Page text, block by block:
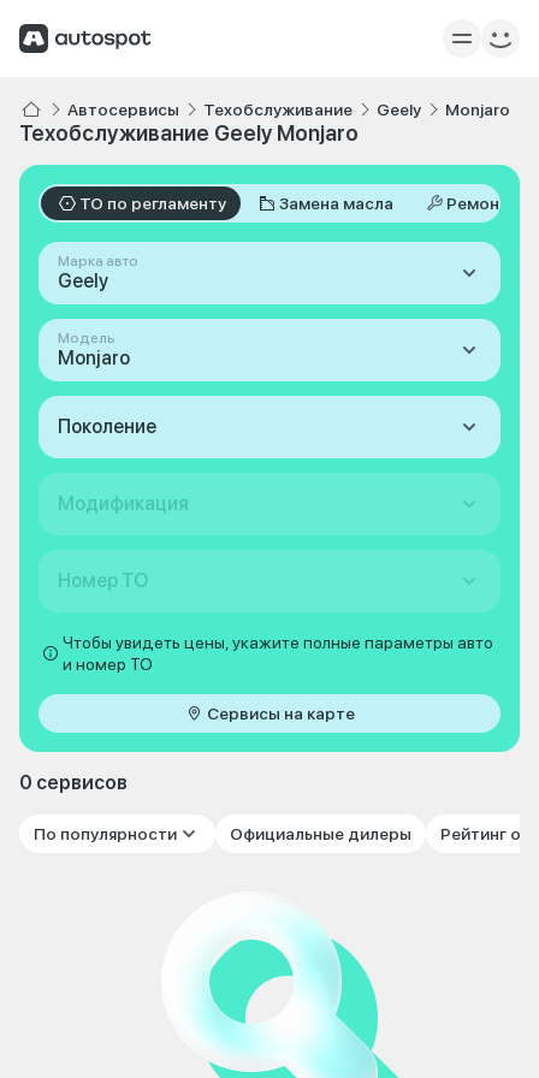
Автосервисы Техобслуживание Geely Monjaro
Техобслуживание Geely Monjaro
ТО по регламенту Замена масла Ремонт
Марка авто
Geely
Модель
Monjaro
Поколение
Модификация
Номер ТО
Чтобы увидеть цены, укажите полные параметры авто
и номер ТО
Сервисы на карте
0 сервисов
По популярности Официальные дилеры Рейтинг